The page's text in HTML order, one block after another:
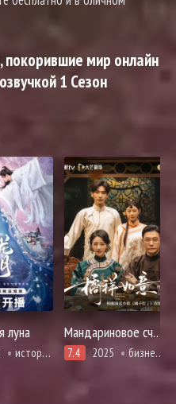
мир онлайн
1 Сезон
луна
история, романтика
Мандариновое счастье
7.4 2025 бизнес, драма, история, адаптация новел, повседневность